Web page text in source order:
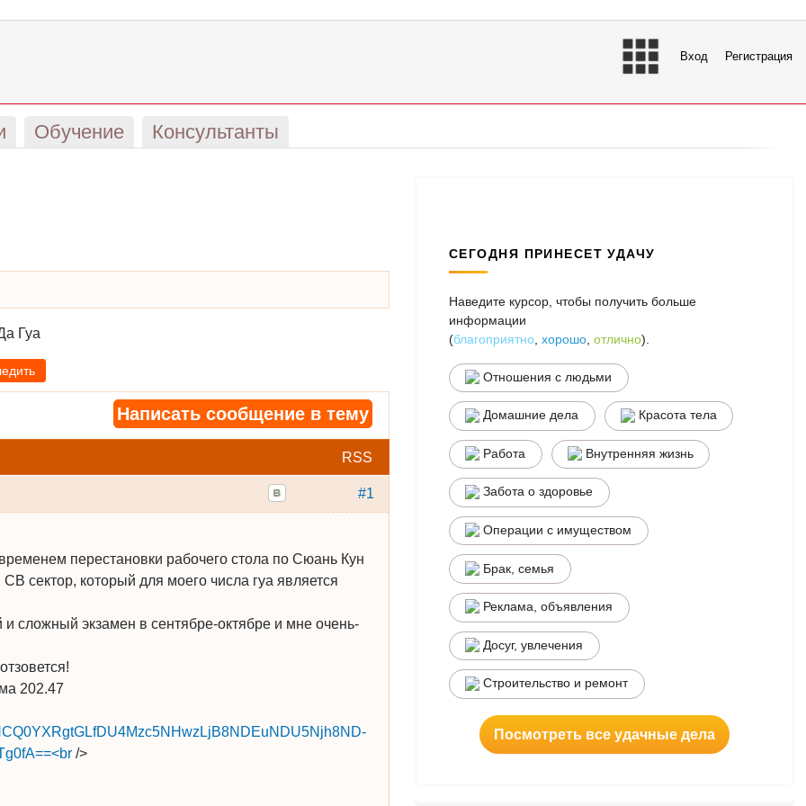
Вход Регистрация
Обучение Консультанты
Гуа
Написать сообщение в тему
RSS
#1
перестановки рабочего стола по Сюань Кун
сектор, который для моего числа гуа является
сложный экзамен в сентябре-октябре и мне очень-
202.47
­
/>
СЕГОДНЯ ПРИНЕСЕТ УДАЧУ
Наведите курсор, чтобы получить больше
информации
(благоприятно хорошо отлично).
Отношения с людьми
Домашние дела Красота тела
Работа Внутренняя жизнь
Забота о здоровье
Операции с имуществом
Брак, семья
Реклама, объявления
Досуг, увлечения
Строительство и ремонт
Посмотреть все удачные дела